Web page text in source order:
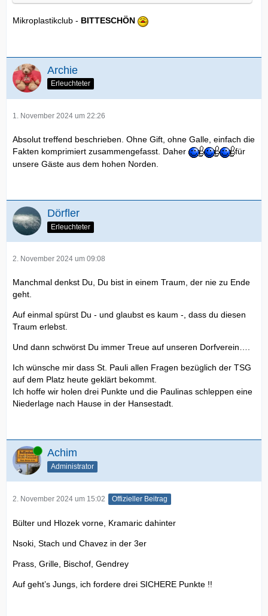
Mikroplastikclub - BITTESCHÖN
Archie
Erleuchteter
1. November 2024 um 22:26
Absolut treffend beschrieben. Ohne Gift, ohne Galle, einfach die
Fakten komprimiert zusammengefasst. Daher
für
unsere Gäste aus dem hohen Norden.
Dörfler
Erleuchteter
2. November 2024 um 09:08
Manchmal denkst Du, Du bist in einem Traum, der nie zu Ende
geht.
Auf einmal spürst Du - und glaubst es kaum -, dass du diesen
Traum erlebst.
Und dann schwörst Du immer Treue auf unseren Dorfverein….
Ich wünsche mir dass St. Pauli allen Fragen bezüglich der TSG
auf dem Platz heute geklärt bekommt.
Ich hoffe wir holen drei Punkte und die Paulinas schleppen eine
Niederlage nach Hause in der Hansestadt.
Online Achim
Administrator
2. November 2024 um 15:02 Offizieller Beitrag
Bülter und Hlozek vorne, Kramaric dahinter
Nsoki, Stach und Chavez in der 3er
Prass, Grille, Bischof, Gendrey
Auf geht’s Jungs, ich fordere drei SICHERE Punkte !!